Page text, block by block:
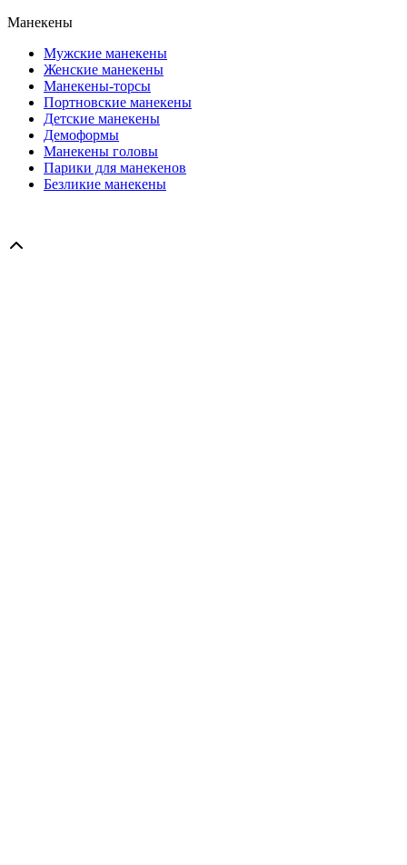
Манекены
Мужские манекены
Женские манекены
Манекены-торсы
Портновские манекены
Детские манекены
Демоформы
Манекены головы
Парики для манекенов
Безликие манекены